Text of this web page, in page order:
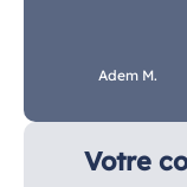
Votre
Adem M.